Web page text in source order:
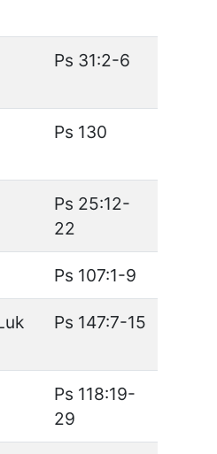
Ps 31:2-6
Ps 130
Ps 25:12-
22
Ps 107:1-9
Ps 147:7-15
Ps 118:19-
29